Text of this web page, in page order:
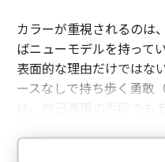
カラーが重視されるのは
ばニューモデルを持って
表面的な理由だけではな
ースなしで持ち歩く勇敢